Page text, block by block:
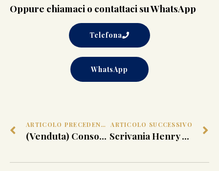
Oppure chiamaci o contattaci su WhatsApp
Telefona
WhatsApp
ARTICOLO PRECEDENTE
(Venduta) Consolle ‘Incas’ Angelo Mangiarotti
ARTICOLO SUCCESSIVO
Scrivania Henry Thomas Peters. Genova, 1840 ca.